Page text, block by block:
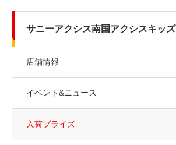
サニーアクシス南国アクシスキッズ
店舗情報
イベント&ニュース
入荷プライズ